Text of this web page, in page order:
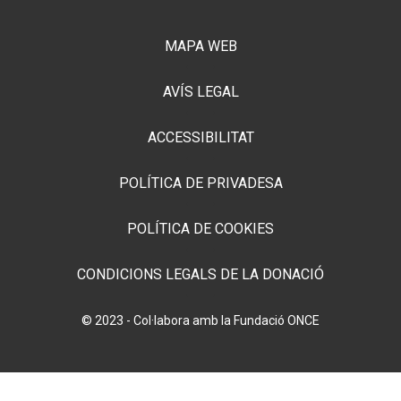
MAPA WEB
AVÍS LEGAL
ACCESSIBILITAT
POLÍTICA DE PRIVADESA
POLÍTICA DE COOKIES
CONDICIONS LEGALS DE LA DONACIÓ
© 2023 - Col·labora amb la Fundació ONCE